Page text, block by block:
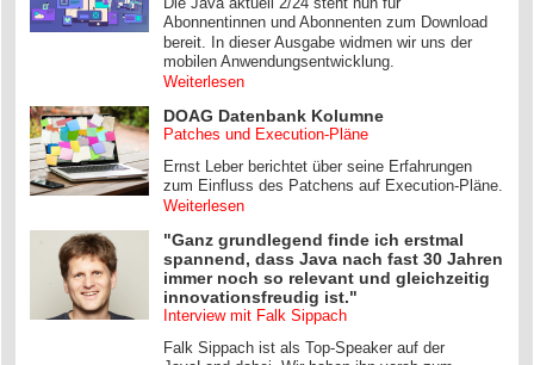
Abonnentinnen und Abonnenten zum Download
bereit. In dieser Ausgabe widmen wir uns der
mobilen Anwendungsentwicklung.
Weiterlesen
DOAG Datenbank Kolumne
Patches und Execution-Pläne
Ernst Leber berichtet über seine Erfahrungen
zum Einfluss des Patchens auf Execution-Pläne.
Weiterlesen
"Ganz grundlegend finde ich erstmal
spannend, dass Java nach fast 30 Jahren
immer noch so relevant und gleichzeitig
innovationsfreudig ist."
Interview mit Falk Sippach
Falk Sippach ist als Top-Speaker auf der